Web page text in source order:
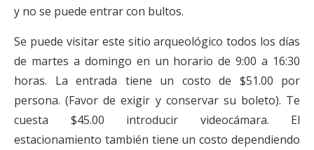
y no se puede entrar con bultos.
Se puede visitar este sitio arqueológico todos los días
de martes a domingo en un horario de 9:00 a 16:30
horas. La entrada tiene un costo de $51.00 por
persona. (Favor de exigir y conservar su boleto). Te
cuesta $45.00 introducir videocámara. El
estacionamiento también tiene un costo dependiendo